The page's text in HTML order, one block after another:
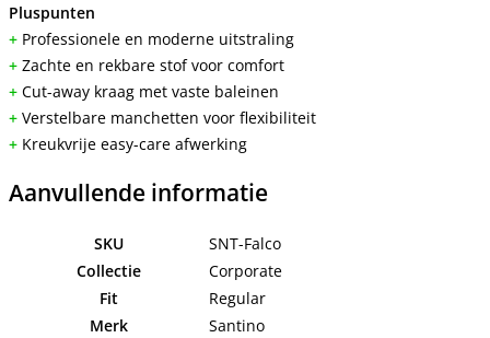
Pluspunten
+ Professionele en moderne uitstraling
+ Zachte en rekbare stof voor comfort
+ Cut-away kraag met vaste baleinen
+ Verstelbare manchetten voor flexibiliteit
+ Kreukvrije easy-care afwerking
Aanvullende informatie
SKU
SNT-Falco
Collectie
Corporate
Fit
Regular
Merk
Santino